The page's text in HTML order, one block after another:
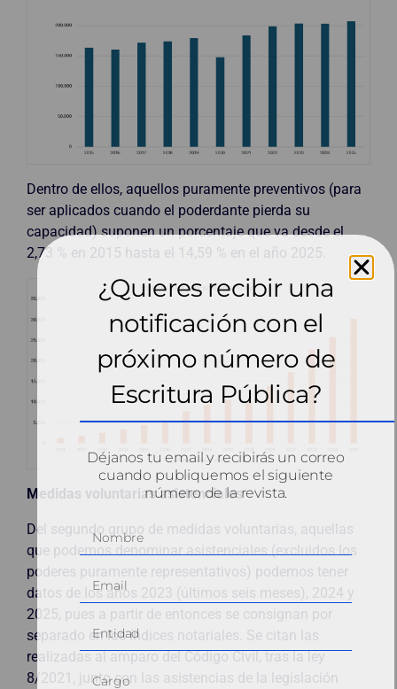
Dentro de ellos, aquellos puramente preventivos (para
ser aplicados cuando el poderdante pierda su
capacidad) suponen un porcentaje que va desde el
2,73 % en 2015 hasta el 14,59 % en el año 2025.
Medidas voluntarias asistenciales
Del segundo grupo de medidas voluntarias, aquellas
que podemos denominar asistenciales (excluidos los
poderes puramente representativos) podemos tener
datos de los años 2023 (últimos seis meses), 2024 y
2025, pues a partir de entonces se consignan por
separado en los índices notariales. Se citan las
realizadas al amparo del Código Civil, tras la ley
8/2021, junto con las asistencias de la legislación
¿Quieres recibir una
notificación con el
próximo número de
Escritura Pública?
Déjanos tu email y recibirás un correo
cuando publiquemos el siguiente
número de la revista.